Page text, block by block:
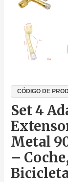
CÓDIGO DE
Set 4
Metal
–